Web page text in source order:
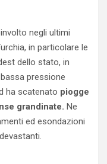
negli ultimi
in particolare le
dello stato, in
pressione
ha scatenato piogge
grandinate. Ne
ed esondazioni